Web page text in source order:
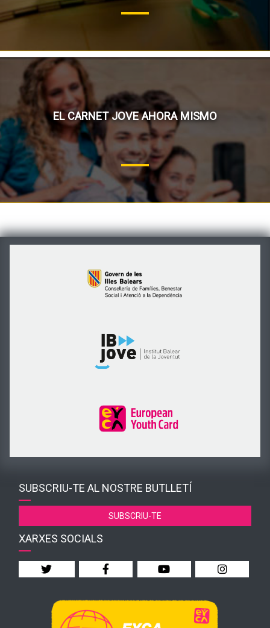
EL CARNET JOVE AHORA MISMO
SUBSCRIU-TE AL NOSTRE BUTLLETÍ
SUBSCRIU-TE
XARXES SOCIALS